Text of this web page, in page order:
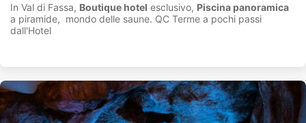
In Val di Fassa, Boutique hotel esclusivo, Piscina panoramica
a piramide, mondo delle saune. QC Terme a pochi passi
dall'Hotel